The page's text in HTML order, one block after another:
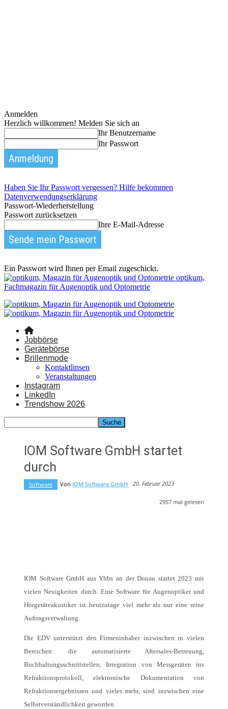
Anmelden
Herzlich willkommen! Melden Sie sich an
Ihr Benutzername
Ihr Passwort
Haben Sie Ihr Passwort vergessen? Hilfe bekommen
Datenverwendungserklärung
Passwort-Wiederherstellung
Passwort zurücksetzen
Ihre E-Mail-Adresse
Ein Passwort wird Ihnen per Email zugeschickt.
optikum,
Fachmagazin für Augenoptik und Optometrie
Jobbörse
Gerätebörse
Brillenmode
Kontaktlinsen
Veranstaltungen
Instagram
LinkedIn
Trendshow 2026
IOM Software GmbH startet
durch
Software Von IOM Software GmbH 20. Februar 2023
2957 mal gelesen
IOM Software GmbH aus Ybbs an der Donau startet 2023 mit
vielen Neuigkeiten durch. Eine Software für Augenoptiker und
Hörgeräteakustiker ist heutzutage viel mehr als nur eine reine
Auftragsverwaltung.
Die EDV unterstützt den Firmeninhaber inzwischen in vielen
Bereichen: die automatisierte Aftersales-Betreuung,
Buchhaltungsschnittstellen, Integration von Messgeräten ins
Refraktionsprotokoll, elektronische Dokumentation von
Refraktionsergebnissen und vieles mehr, sind inzwischen eine
Selbstverständlichkeit geworden.